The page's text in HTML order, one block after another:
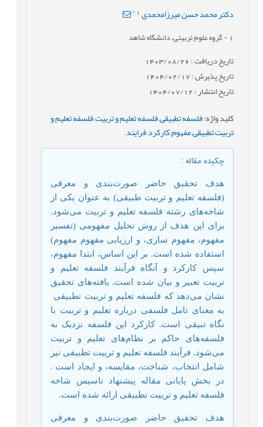
دکتر محمد حسن میرزامحمدی *
- گروه علوم تربیتی، دانشگاه شاهد
تاریخ دریافت : 1403/08/26
تاریخ پذیرش : 1404/02/17
تاریخ انتشار : 1404/07/12
کلید واژه:فلسفه تطبیقی,فلسفه تعلیم و تربیت,فلسفه تعلیم و
تربیت تطبیقی,مفهوم,کارکرد,فرایند,
چکیده مقاله:
هدف تحقیق حاضر صورت‌بندی و معرفی
(فلسفه تعلیم و تربیت طبیقی) به عنوان یکی از
شاخه‌های رشته فلسفه تعلیم و تربیت می‌شود.
برای این هدف از روش تحلیل مفهومی (تفسیر
مفهوم، مفهوم سازی، و ارزیابی مفهوم مفهوم)
استفاده شده است. بر این اساس، ابتدا مفهوم،
سپس کارکرد و آنگاه فرآیند فلسفه تعلیم و
تربیت تعبیر و بیان شده است. یافته‌های تحقیق
نشان می‌دهد که فلسفه تعلیم و تربیت تطبیقی ​​
به معنای تامل فلسفی درباره تعلیم و تربیت با
نگاه تبیقی است. کارکرد این فلسفه نزدیک به
فلسفه‌های حاکم بر نظام‌های تعلیم و تربیت
می‌شود. فرآیند فلسفه تعلیم و تربیت تطبیقی ​​نیز
شامل انتخاب، شناخت، مقایسه، و ایجاد است
در بخش پایانی مقاله پیشنهاد تاسیس شاخه
فلسفه تعلیم و تربیت تطبیقی ​​ارائه شده است.
هدف تحقیق حاضر صورت‌بندی و معرفی